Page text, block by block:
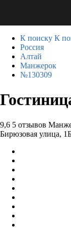
К поиску К
Россия
Алтай
Манжерок
№130309
9,6 5 отзывов
Бирюзовая улица,